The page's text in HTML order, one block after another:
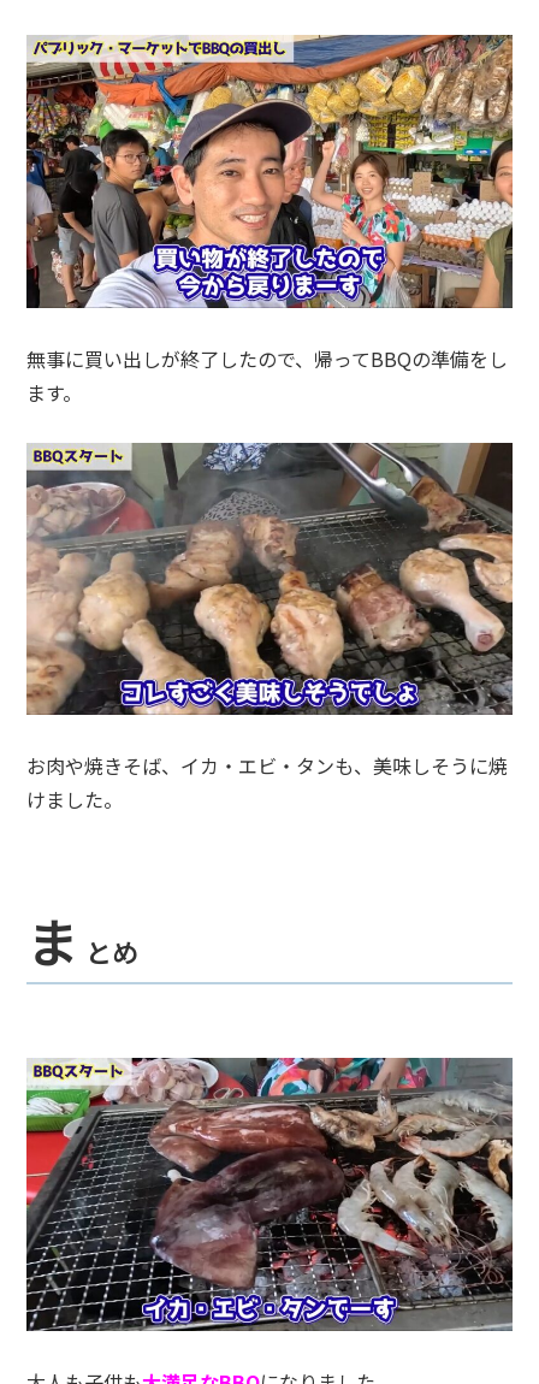
無事に買い出しが終了したので、帰ってBBQの準備をし
ます。
お肉や焼きそば、イカ・エビ・タンも、美味しそうに焼
けました。
ま とめ